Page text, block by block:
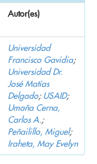
Autor(es)
Universidad
Francisco Gavidia;
Universidad Dr.
José Matías
Delgado; USAID;
Umaña Cerna,
Carlos A.;
Peñailillo, Miguel;
Iraheta, May Evelyn